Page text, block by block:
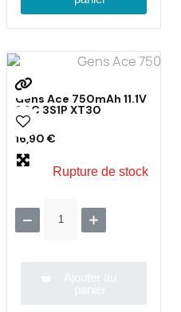
Gens Ace 750mAh 11.1V
60C 3S1P XT30
16,90 €
Rupture de stock